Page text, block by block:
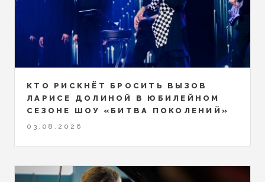
КТО РИСКНЁТ БРОСИТЬ ВЫЗОВ
ЛАРИСЕ ДОЛИНОЙ В ЮБИЛЕЙНОМ
СЕЗОНЕ ШОУ «БИТВА ПОКОЛЕНИЙ»
03.08.2026